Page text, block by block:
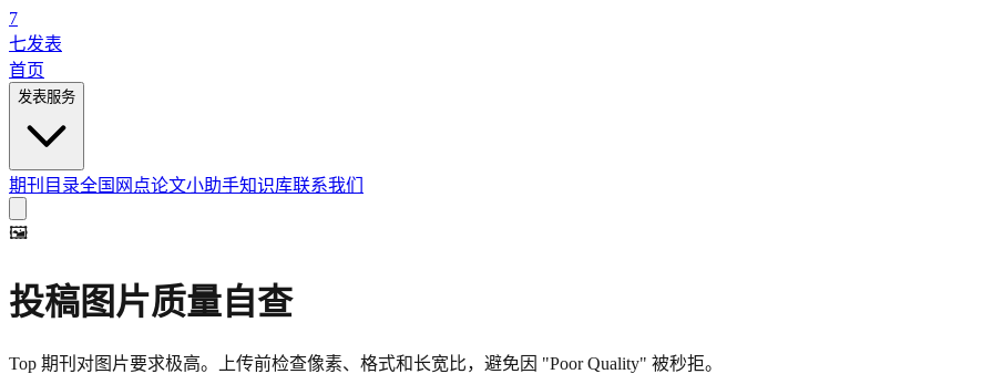
7
七发表
首页
发表服务
期刊目录全国网点论文小助手知识库联系我们
🖼️
投稿图片质量自查
Top 期刊对图片要求极高。上传前检查像素、格式和长宽比，避免因 "Poor Quality" 被秒拒。